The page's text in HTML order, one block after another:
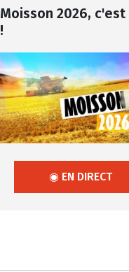
Moisson 2026,
!
◉ EN DIRECT